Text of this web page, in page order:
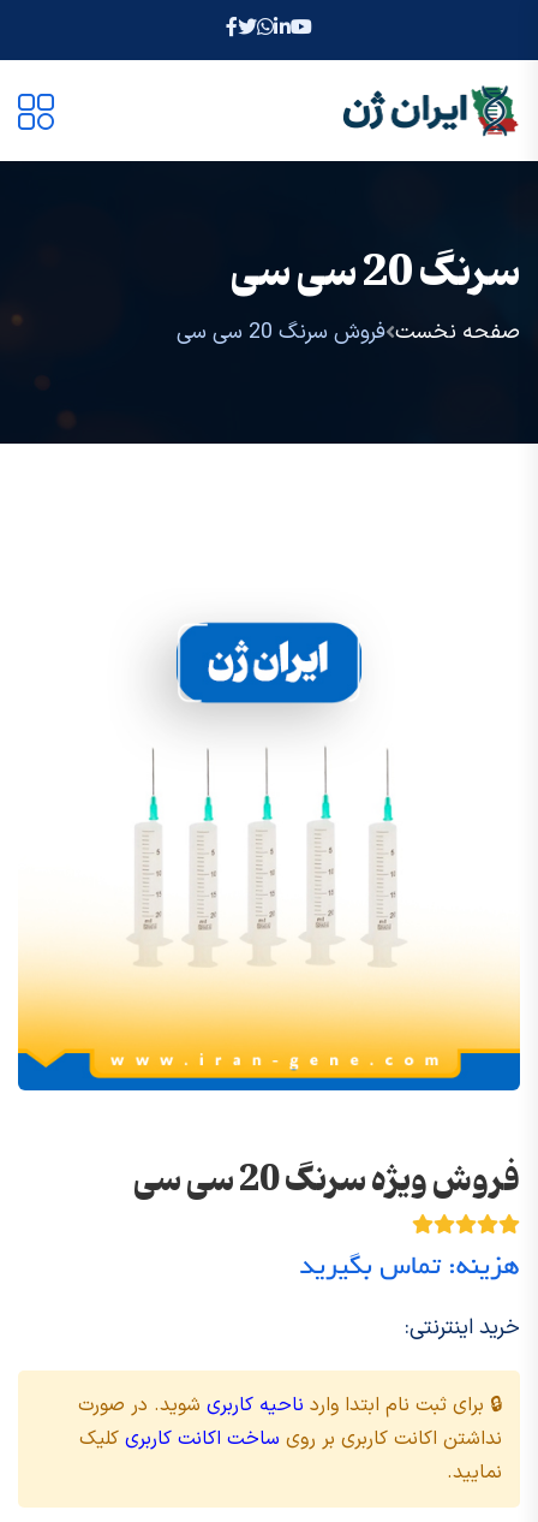
سرنگ 20 سی سی
صفحه نخست فروش سرنگ 20 سی سی
فروش ویژه سرنگ 20 سی سی
هزینه: تماس بگیرید
خرید اینترنتی:
🔒 برای ثبت نام ابتدا وارد ناحیه کاربری شوید. در صورت
نداشتن اکانت کاربری بر روی ساخت اکانت کاربری کلیک
نمایید.